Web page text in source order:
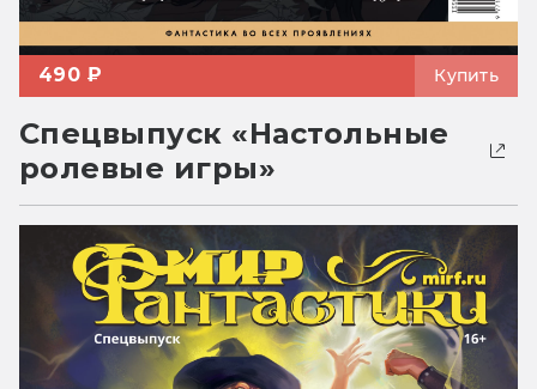
490 ₽ Купить
Спецвыпуск «Настольные
ролевые игры»